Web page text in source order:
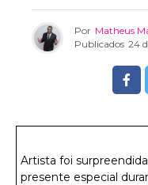
Por Matheus
Publicados 24
Artista foi
presente especial